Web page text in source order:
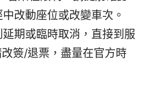
改動座位或改變車次。
期或臨時取消，直接到服
簽/退票，盡量在官方時